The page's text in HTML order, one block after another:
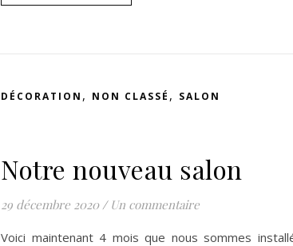
DÉCORATION , NON CLASSÉ , SALON
Notre nouveau salon
29 décembre 2020 / Un commentaire
Voici maintenant 4 mois que nous sommes